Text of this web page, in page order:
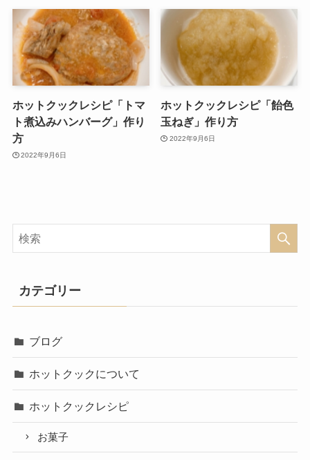
ホットクックレシピ「トマ
ト煮込みハンバーグ」作り
方
2022年9月6日
ホットクックレシピ「飴色
玉ねぎ」作り方
2022年9月6日
カテゴリー
ブログ
ホットクックについて
ホットクックレシピ
お菓子